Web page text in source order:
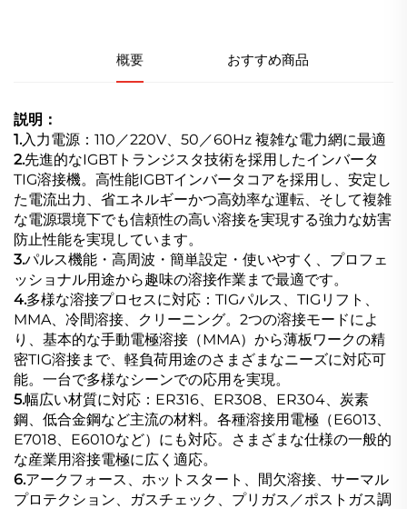
概要 おすすめ商品
説明：
1.入力電源：110／220V、50／60Hz 複雑な電力網に最適
2.先進的なIGBTトランジスタ技術を採用したインバータ
TIG溶接機。高性能IGBTインバータコアを採用し、安定し
た電流出力、省エネルギーかつ高効率な運転、そして複雑
な電源環境下でも信頼性の高い溶接を実現する強力な妨害
防止性能を実現しています。
3.パルス機能・高周波・簡単設定・使いやすく、プロフェ
ッショナル用途から趣味の溶接作業まで最適です。
4.多様な溶接プロセスに対応：TIGパルス、TIGリフト、
MMA、冷間溶接、クリーニング。2つの溶接モードによ
り、基本的な手動電極溶接（MMA）から薄板ワークの精
密TIG溶接まで、軽負荷用途のさまざまなニーズに対応可
能。一台で多様なシーンでの応用を実現。
5.幅広い材質に対応：ER316、ER308、ER304、炭素
鋼、低合金鋼など主流の材料。各種溶接用電極（E6013、
E7018、E6010など）にも対応。さまざまな仕様の一般的
な産業用溶接電極に広く適応。
6.アークフォース、ホットスタート、間欠溶接、サーマル
プロテクション、ガスチェック、プリガス／ポストガス調